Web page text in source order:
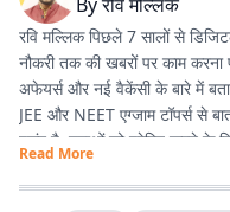
रवि मल्लिक पिछले 7 सालों से
नौकरी तक की खबरों पर काम
अफेयर्स और नई वैकेंसी के बारे में
JEE और NEET एग्जाम टॉपर्स से
पसंद है. युवाओं को प्रेरित करने के
जानकारी देना ही उनकी प्राथमिकता है.
Read More